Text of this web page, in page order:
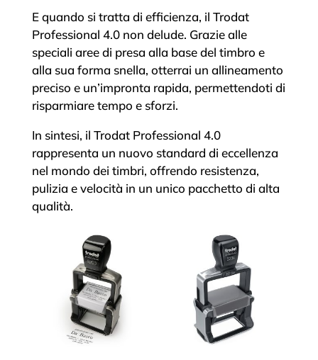
E quando si tratta di efficienza, il Trodat
Professional 4.0 non delude. Grazie alle
speciali aree di presa alla base del timbro e
alla sua forma snella, otterrai un allineamento
preciso e un’impronta rapida, permettendoti di
risparmiare tempo e sforzi.
In sintesi, il Trodat Professional 4.0
rappresenta un nuovo standard di eccellenza
nel mondo dei timbri, offrendo resistenza,
pulizia e velocità in un unico pacchetto di alta
qualità.